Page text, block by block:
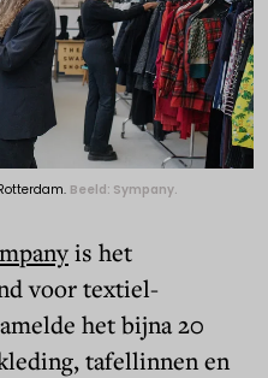
Beeld: Sympany.
is het
voor textiel-
het bijna 20
tafellinnen en